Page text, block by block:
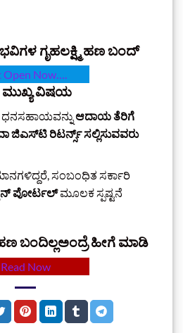
ಗೃಹಲಕ್ಷ್ಮಿ ಹಣ ಬಂದ್
Open Now….
ಮುಖ್ಯ ವಿಷಯ
ಆದಾಯ ತೆರಿಗೆ
ಜಿಎಸ್‌ಟಿ ರಿಟರ್ನ್ಸ್ ಸಲ್ಲಿಸುವವರು
ಸಂಬಂಧಿತ ಸರ್ಕಾರಿ
ಪೋರ್ಟಲ್ಮೂಲಕ ಸ್ಪಷ್ಟನೆ
ಬಂದಿಲ್ಲಅಂದ್ರೆ ಹೀಗೆ ಮಾಡಿ
Read Now